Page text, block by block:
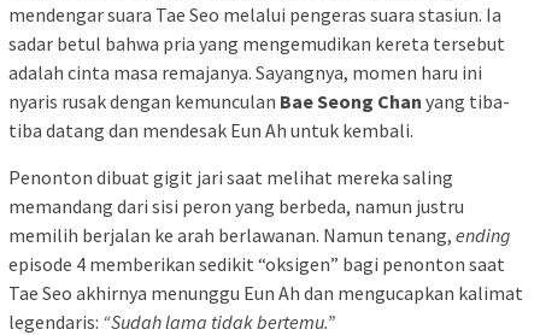
mendengar suara Tae Seo melalui pengeras suara stasiun. Ia
sadar betul bahwa pria yang mengemudikan kereta tersebut
adalah cinta masa remajanya. Sayangnya, momen haru ini
nyaris rusak dengan kemunculan Bae Seong Chan yang tiba-
tiba datang dan mendesak Eun Ah untuk kembali.
Penonton dibuat gigit jari saat melihat mereka saling
memandang dari sisi peron yang berbeda, namun justru
memilih berjalan ke arah berlawanan. Namun tenang, ending
episode 4 memberikan sedikit “oksigen” bagi penonton saat
Tae Seo akhirnya menunggu Eun Ah dan mengucapkan kalimat
legendaris: “Sudah lama tidak bertemu.”